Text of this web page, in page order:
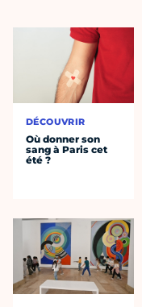
DÉCOUVRIR
Où donner son
sang à Paris cet
été ?